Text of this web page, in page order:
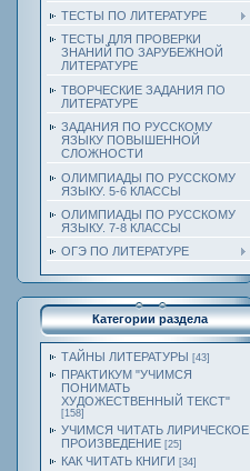
ТЕСТЫ ПО ЛИТЕРАТУРЕ
ТЕСТЫ ДЛЯ ПРОВЕРКИ
ЗНАНИЙ ПО ЗАРУБЕЖНОЙ
ЛИТЕРАТУРЕ
ТВОРЧЕСКИЕ ЗАДАНИЯ ПО
ЛИТЕРАТУРЕ
ЗАДАНИЯ ПО РУССКОМУ
ЯЗЫКУ ПОВЫШЕННОЙ
СЛОЖНОСТИ
ОЛИМПИАДЫ ПО РУССКОМУ
ЯЗЫКУ. 5-6 КЛАССЫ
ОЛИМПИАДЫ ПО РУССКОМУ
ЯЗЫКУ. 7-8 КЛАССЫ
ОГЭ ПО ЛИТЕРАТУРЕ
Категории раздела
ТАЙНЫ ЛИТЕРАТУРЫ [43]
ПРАКТИКУМ "УЧИМСЯ
ПОНИМАТЬ
ХУДОЖЕСТВЕННЫЙ ТЕКСТ"
[158]
УЧИМСЯ ЧИТАТЬ ЛИРИЧЕСКОЕ
ПРОИЗВЕДЕНИЕ [25]
КАК ЧИТАТЬ КНИГИ [34]